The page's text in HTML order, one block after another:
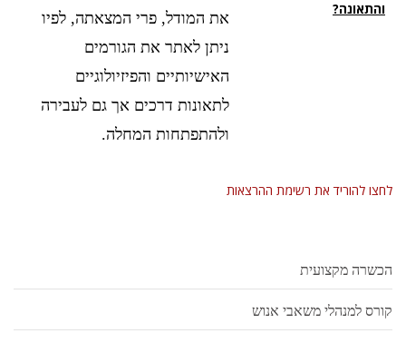
והתאונה?
את המודל, פרי המצאתה, לפיו
ניתן לאתר את הגורמים
האישיותיים והפיזיולוגיים
לתאונות דרכים אך גם לעבירה
ולהתפתחות המחלה.
לחצו להוריד את רשימת ההרצאות
הכשרה מקצועית
קורס למנהלי משאבי אנוש